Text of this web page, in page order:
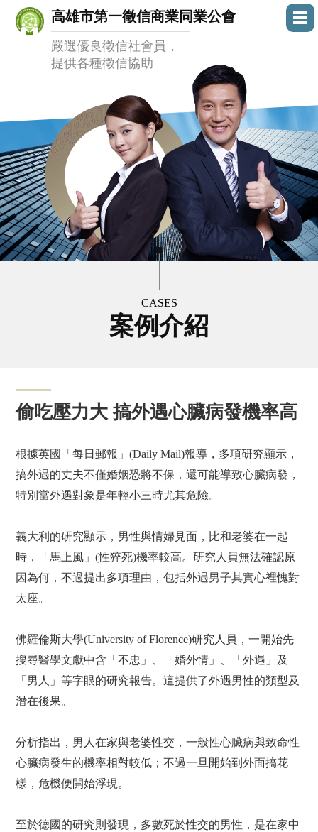
高雄市第一徵信商業同業公會
嚴選優良徵信社會員，
提供各種徵信協助
CASES
案例介紹
偷吃壓力大 搞外遇心臟病發機率高
根據英國「每日郵報」(Daily Mail)報導，多項研究顯示，
搞外遇的丈夫不僅婚姻恐將不保，還可能導致心臟病發，
特別當外遇對象是年輕小三時尤其危險。
義大利的研究顯示，男性與情婦見面，比和老婆在一起
時，「馬上風」(性猝死)機率較高。研究人員無法確認原
因為何，不過提出多項理由，包括外遇男子其實心裡愧對
太座。
佛羅倫斯大學(University of Florence)研究人員，一開始先
搜尋醫學文獻中含「不忠」、「婚外情」、「外遇」及
「男人」等字眼的研究報告。這提供了外遇男性的類型及
潛在後果。
分析指出，男人在家與老婆性交，一般性心臟病與致命性
心臟病發生的機率相對較低；不過一旦開始到外面搞花
樣，危機便開始浮現。
至於德國的研究則發現，多數死於性交的男性，是在家中